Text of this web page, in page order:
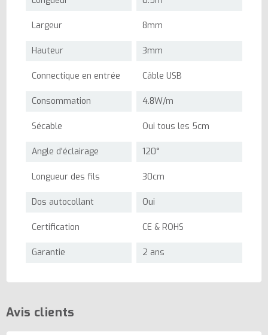
Largeur 8mm
Hauteur 3mm
Connectique en entrée Câble USB
Consommation 4.8W/m
Sécable Oui tous les 5cm
Angle d'éclairage 120°
Longueur des fils 30cm
Dos autocollant Oui
Certification CE & ROHS
Garantie 2 ans
Avis clients